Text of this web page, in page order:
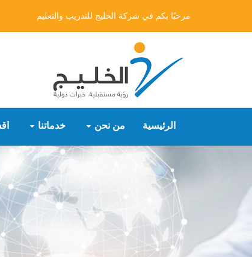
مرحبًا بكم في شركة الخليج للتدريب والتعليم
الرئيسية من نحن خدماتنا